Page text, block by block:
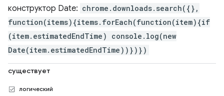
конструктор Date: chrome.downloads.search({},
function(items){items.forEach(function(item){if
(item.estimatedEndTime) console.log(new
Date(item.estimatedEndTime))})})
существует
логический